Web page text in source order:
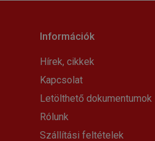
Információk
Hírek, cikkek
Kapcsolat
Letölthető dokumentumok
Rólunk
Szállítási feltételek